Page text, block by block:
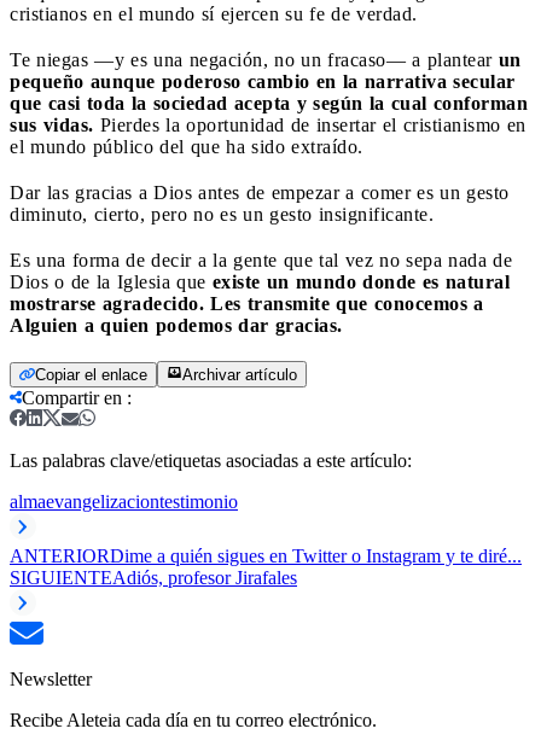
cristianos en el mundo sí ejercen su fe de verdad.
Te niegas —y es una negación, no un fracaso— a plantear un
pequeño aunque poderoso cambio en la narrativa secular
que casi toda la sociedad acepta y según la cual conforman
sus vidas. Pierdes la oportunidad de insertar el cristianismo en
el mundo público del que ha sido extraído.
Dar las gracias a Dios antes de empezar a comer es un gesto
diminuto, cierto, pero no es un gesto insignificante.
Es una forma de decir a la gente que tal vez no sepa nada de
Dios o de la Iglesia que existe un mundo donde es natural
mostrarse agradecido. Les transmite que conocemos a
Alguien a quien podemos dar gracias.
Copiar el enlace Archivar artículo
Compartir en :
Las palabras clave/etiquetas asociadas a este artículo:
almaevangelizaciontestimonio
ANTERIORDime a quién sigues en Twitter o Instagram y te diré...
SIGUIENTEAdiós, profesor Jirafales
Newsletter
Recibe Aleteia cada día en tu correo electrónico.